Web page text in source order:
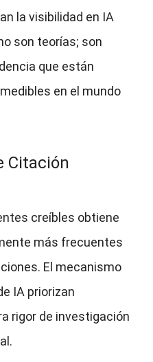
la visibilidad en IA
son teorías; son
que están
en el mundo
Citación
creíbles obtiene
más frecuentes
El mecanismo
IA priorizan
rigor de investigación